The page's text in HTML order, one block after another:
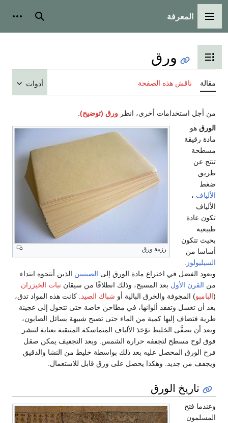
القائمة الرئيسية
المعرفة بحث
تبديل عرض جدول المحتويات
ورق
مقالة ناقش هذه الصفحة أدوات
من أجل استخدامات أخرى، انظر ورق (توضيح)
رزمة ورق
الورق هو
مادة رقيقة
مسطحة
تنتج عن
طريق
ضغط
الألياف ،
الألياف
تكون عادة
طبيعية
بحيث تتكون
أساسا من
السيليولوز
ويعود الفضل في اختراع مادة الورق إلى الصينيين الذين أنتجوه ابتداء
من القرن الأول بعد المسيح، وذلك انطلاقًا من سيقان نبات الخيزران
(البامبو) المجوفة والخرق البالية أو شباك الصيد
. كانت هذه المواد تدق،
بعد أن تغسل وتفقد ألوانها، في مطاحن خاصة حتى تتحول إلى عجينة
طرية فتضاف إليها كمية من الماء حتى تصبح شبيهة بسائل الصابون،
وبعد أن يصفَّى الخليط تؤخذ الألياف المتماسكة المتبقية بعناية لتنشر
فوق لوح مسطح لتجففه حرارة الشمس. وبعد التجفيف يمكن صقل
فرخ الورق المحصل عليه بعد ذلك بواسطة خليط من النشا والدقيق
ويجفف من جديد. وهكذا يحصل على ورق قابل للاستعمال.
تاريخ الورق
وعندما فتح
المسلمون